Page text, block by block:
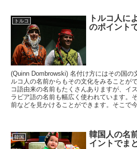
トルコ
トルコ人に
のポイント
(Quinn Dombrowski) 名付け方にはその国の
ルコ人の名前からもその文化をみることが
コ語由来の名前もたくさんありますが、イ
ラビア語の名前も幅広く使われています。
前などを見かけることができます。そこで今
韓国
韓国人の名
イントでま